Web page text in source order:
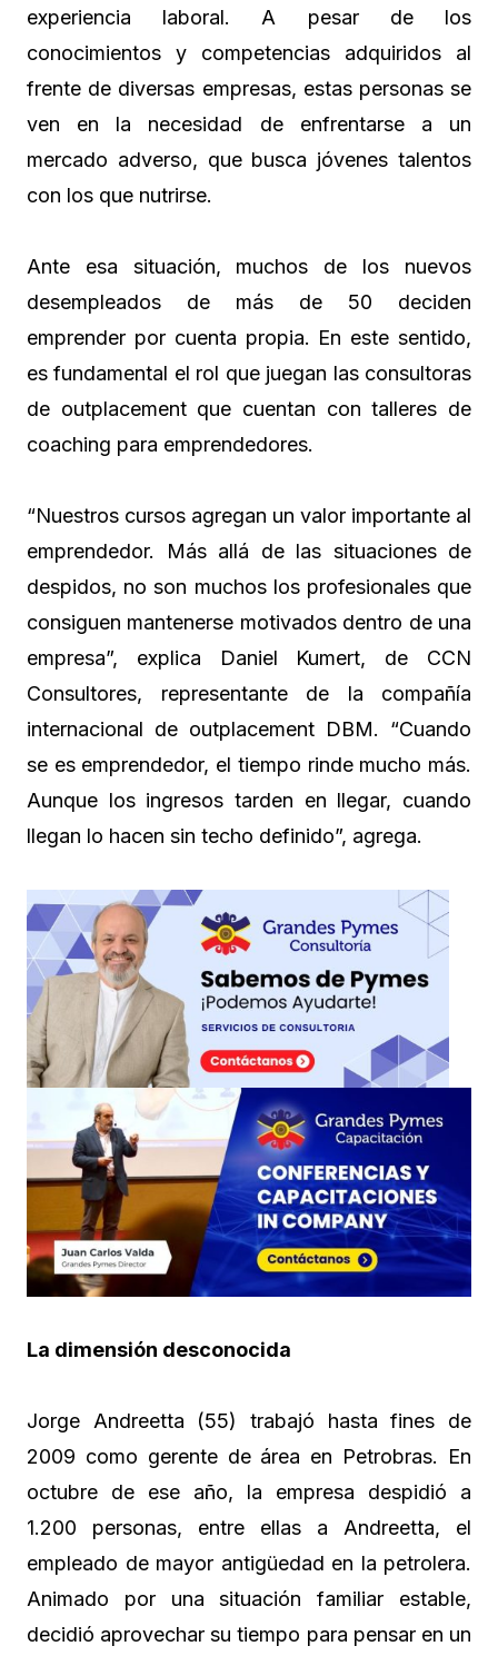
experiencia laboral. A pesar de los
conocimientos y competencias adquiridos al
frente de diversas empresas, estas personas se
ven en la necesidad de enfrentarse a un
mercado adverso, que busca jóvenes talentos
con los que nutrirse.
Ante esa situación, muchos de los nuevos
desempleados de más de 50 deciden
emprender por cuenta propia. En este sentido,
es fundamental el rol que juegan las consultoras
de outplacement que cuentan con talleres de
coaching para emprendedores.
“Nuestros cursos agregan un valor importante al
emprendedor. Más allá de las situaciones de
despidos, no son muchos los profesionales que
consiguen mantenerse motivados dentro de una
empresa”, explica Daniel Kumert, de CCN
Consultores, representante de la compañía
internacional de outplacement DBM. “Cuando
se es emprendedor, el tiempo rinde mucho más.
Aunque los ingresos tarden en llegar, cuando
llegan lo hacen sin techo definido”, agrega.
La dimensión desconocida
Jorge Andreetta (55) trabajó hasta fines de
2009 como gerente de área en Petrobras. En
octubre de ese año, la empresa despidió a
1.200 personas, entre ellas a Andreetta, el
empleado de mayor antigüedad en la petrolera.
Animado por una situación familiar estable,
decidió aprovechar su tiempo para pensar en un